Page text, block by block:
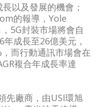
以及發展的機會；
的報導，Yole
5G封裝市場將會自
成長至26億美元，
而行動通訊市場會在
複合年成長率達
先廠商，由USI環旭